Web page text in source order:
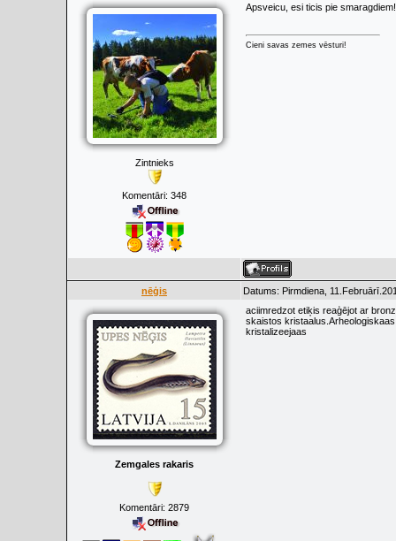
Zintnieks
Komentāri: 348
Apsveicu, esi ticis pie
Cieni savas zemes vēsturi!
nēģis Datums: Pirmdiena,
Zemgales rakaris
Komentāri: 2879
aciimredzot etiķis reaģējot ar
skaistos
kristalizeejaas